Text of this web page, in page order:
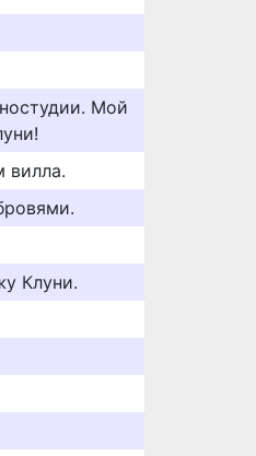
Мой
вилла.
Клуни.